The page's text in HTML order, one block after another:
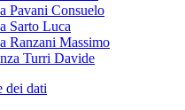
Pavani Consuelo
Sarto Luca
Ranzani Massimo
Turri Davide
dei dati